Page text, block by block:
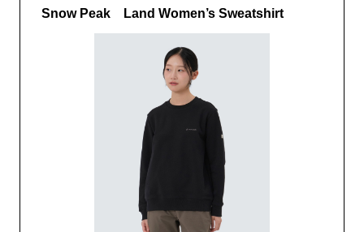
Snow Peak Land Women’s Sweatshirt